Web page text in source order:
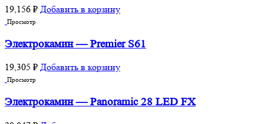
19,156 ₽ Добавить в корзину
Просмотр
Электрокамин — Premier S61
19,305 ₽ Добавить в корзину
Просмотр
Электрокамин — Panoramic 28 LED FX